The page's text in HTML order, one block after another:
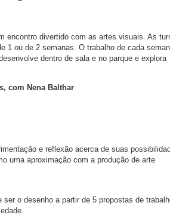
encontro divertido com as artes visuais. As
1 ou de 2 semanas. O trabalho de cada
dentro de sala e no parque e explora
com Nena Balthar
e reflexão acerca de suas
uma aproximação com a produção de arte
o desenho a partir de 5 propostas de